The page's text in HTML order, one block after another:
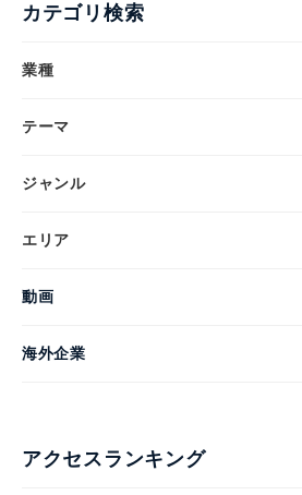
カテゴリ検索
業種
テーマ
ジャンル
エリア
動画
海外企業
アクセスランキング